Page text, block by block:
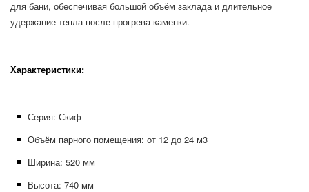
для бани, обеспечивая большой объём заклада и длительное
удержание тепла после прогрева каменки.
Характеристики:
Серия: Скиф
Объём парного помещения: от 12 до 24 м3
Ширина: 520 мм
Высота: 740 мм